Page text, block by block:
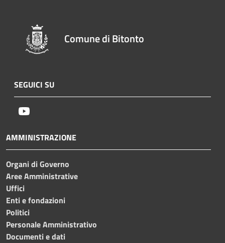
Comune di Bitonto
SEGUICI SU
AMMINISTRAZIONE
Organi di Governo
Aree Amministrative
Uffici
Enti e fondazioni
Politici
Personale Amministrativo
Documenti e dati